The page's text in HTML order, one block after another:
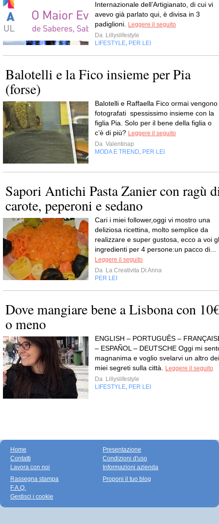
Internazionale dell’Artigianato, di cui vi
avevo già parlato qui, è divisa in 3
padiglioni.
Leggere il seguito
Da Lillyslifestyle
LIFESTYLE PER LEI
Balotelli e la Fico insieme per Pia
(forse)
Balotelli e Raffaella Fico ormai vengono
fotografati spessissimo insieme con la
figlia Pia. Solo per il bene della figlia o
c’è di più? Leggere il seguito
Da Valentinap
MODA E TREND PER LEI
Sapori Antichi Pasta Zanier con ragù
carote, peperoni e sedano
Cari i miei follower,oggi vi mostro una
deliziosa ricettina, molto semplice da
realizzare e super gustosa, ecco a voi
ingredienti per 4 persone:un pacco di...
Leggere il seguito
Da La Creativita Di Anna
PER LEI
Dove mangiare bene a Lisbona con
o meno
ENGLISH – PORTUGUÊS –
– ESPAÑOL – DEUTSCHE Oggi mi
magnanima e voglio svelarvi un altro dei
miei segreti sulla città.
Leggere il seguito
Da Lillyslifestyle
LIFESTYLE PER LEI
Home
Contatti
Lavora con noi
Presentazione
Condizioni d'uso
Informazioni azienda
Rassegna stampa
F.A.Q.
Gestisci i cookie
Proponi il tuo blog